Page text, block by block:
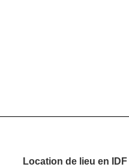
Location de lieu en IDF